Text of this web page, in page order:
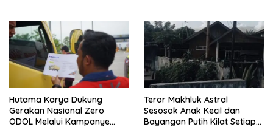
Terjadi Pelepasan Energi
Mendadak Potensi Gempa
8.4 SR dan Picu Tsunami 15
Meter
Hutama Karya Dukung
Gerakan Nasional Zero
ODOL Melalui Kampanye
Teror Makhluk Astral
Sesosok Anak Kecil dan
Bayangan Putih Kilat Setiap